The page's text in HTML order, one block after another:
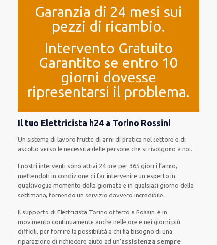
Garanzia di 24 mesi sui
pezzi di ricambio.
Intervento Gratuito
Garantito se entro 10
giorni dovesse
ripresentarsi il problema.
Il tuo Elettricista h24 a Torino Rossini
Un sistema di lavoro frutto di anni di pratica nel settore e di
ascolto verso le necessitàdelle persone che si rivolgono a noi.
I nostri interventi sono attivi 24 oreper 365 giorni l’anno,
mettendoti in condizione di farintervenire unesperto in
qualsivoglia momento della giornata e inqualsiasi giorno della
settimana, fornendo un serviziodavvero incredibile.
Il supporto di Elettricista Torinoofferto a Rossini èin
movimento continuamente anchenelle ore e nei giorni più
difficili, perfornire la possibilità a chi ha bisogno di una
riparazione dirichiedere aiuto ad un’assistenza sempre